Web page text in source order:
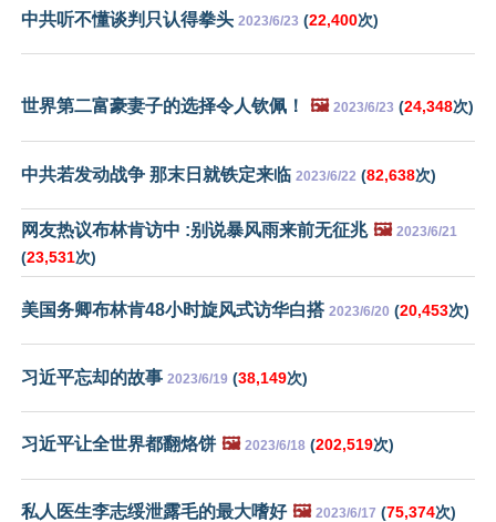
中共听不懂谈判只认得拳头 2023/6/23 (22,400次)
世界第二富豪妻子的选择令人钦佩！ 🖼️ 2023/6/23 (24,348次)
中共若发动战争 那末日就铁定来临 2023/6/22 (82,638次)
网友热议布林肯访中 :别说暴风雨来前无征兆 🖼️ 2023/6/21
(23,531次)
美国务卿布林肯48小时旋风式访华白搭 2023/6/20 (20,453次)
习近平忘却的故事 2023/6/19 (38,149次)
习近平让全世界都翻烙饼 🖼️ 2023/6/18 (202,519次)
私人医生李志绥泄露毛的最大嗜好 🖼️ 2023/6/17 (75,374次)